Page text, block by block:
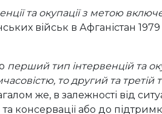
та окупації з метою
військ в Афганістан
перший тип інтервенцій та
то другий та
же, в залежності від
консервації або до